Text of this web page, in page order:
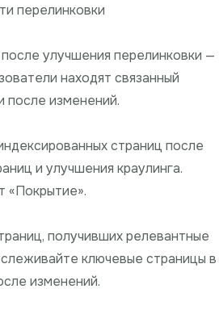
перелинковки
улучшения перелинковки —
находят связанный
после изменений.
страниц после
и улучшения краулинга.
«Покрытие».
получивших релевантные
ключевые страницы в
изменений.